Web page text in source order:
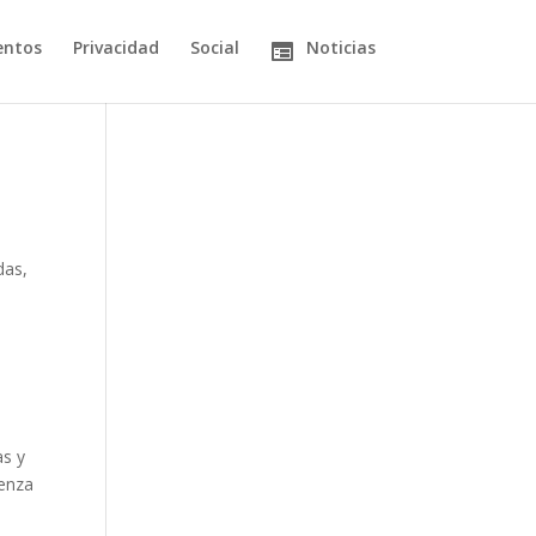
Privacidad Social Noticias
,
y